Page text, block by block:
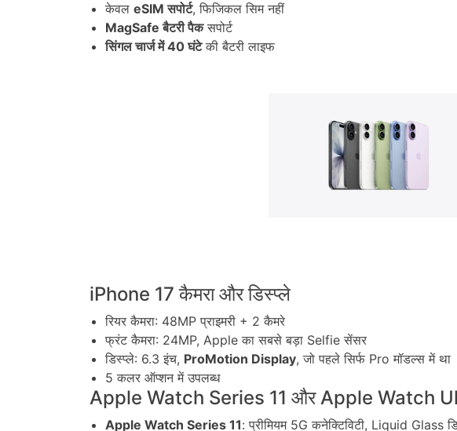
केवल eSIM सपोर्ट, फिजिकल सिम नहीं
MagSafe बैटरी पैकसपोर्ट
सिंगल चार्ज में 40 घंटेकी बैटरी लाइफ
iPhone 17 कैमरा और डिस्प्ले
रियर कैमरा: 48MP प्राइमरी + 2 कैमरे
फ्रंट कैमरा: 24MP, Apple का सबसे बड़ा Selfie सेंसर
डिस्प्ले: 6.3 इंच, ProMotion Display, जो पहले सिर्फ Pro मॉडल्स में था
5 कलर ऑप्शन में उपलब्ध
Apple Watch Series 11 और Apple Watch
Apple Watch Series 11: प्रीमियम 5G कनेक्टिविटी, Liquid Glass